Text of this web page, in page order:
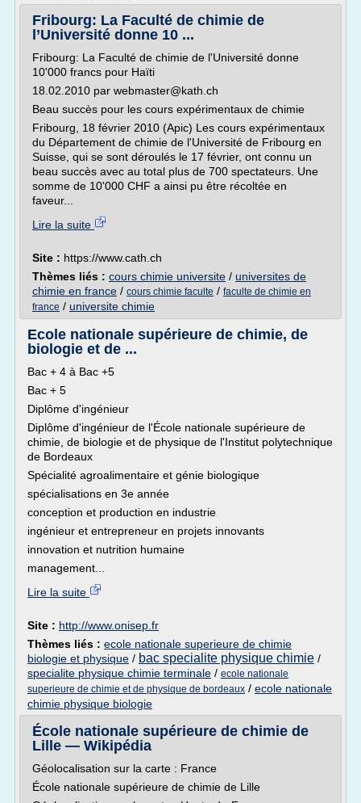
Fribourg: La Faculté de chimie de
l’Université donne 10 ...
Fribourg: La Faculté de chimie de l'Université donne
10'000 francs pour Haïti
18.02.2010 par webmaster@kath.ch
Beau succès pour les cours expérimentaux de chimie
Fribourg, 18 février 2010 (Apic) Les cours expérimentaux
du Département de chimie de l'Université de Fribourg en
Suisse, qui se sont déroulés le 17 février, ont connu un
beau succès avec au total plus de 700 spectateurs. Une
somme de 10'000 CHF a ainsi pu être récoltée en
faveur...
Lire la suite
Site : https://www.cath.ch
Thèmes liés : cours chimie universite / universites de
chimie en france / cours chimie faculte / faculte de chimie en
france / universite chimie
Ecole nationale supérieure de chimie, de
biologie et de ...
Bac + 4 à Bac +5
Bac + 5
Diplôme d'ingénieur
Diplôme d'ingénieur de l'École nationale supérieure de
chimie, de biologie et de physique de l'Institut polytechnique
de Bordeaux
Spécialité agroalimentaire et génie biologique
spécialisations en 3e année
conception et production en industrie
ingénieur et entrepreneur en projets innovants
innovation et nutrition humaine
management...
Lire la suite
Site : http://www.onisep.fr
Thèmes liés : ecole nationale superieure de chimie
biologie et physique / bac specialite physique chimie /
specialite physique chimie terminale / ecole nationale
superieure de chimie et de physique de bordeaux / ecole nationale
chimie physique biologie
École nationale supérieure de chimie de
Lille — Wikipédia
Géolocalisation sur la carte : France
École nationale supérieure de chimie de Lille